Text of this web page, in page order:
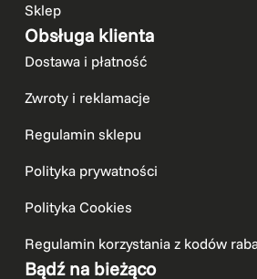
Sklep
Obsługa klienta
Dostawa i płatność
Zwroty i reklamacje
Regulamin sklepu
Polityka prywatności
Polityka Cookies
Regulamin korzystania z kodów
Bądź na bieżąco